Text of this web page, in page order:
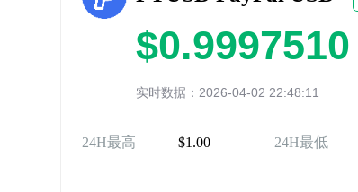
$0.9997510
实时数据：2026-04-02 22:48:11
24H最高 $1.00 24H最低